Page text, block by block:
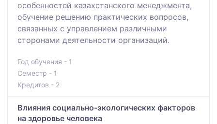
особенностей казахстанского менеджмента,
обучение решению практических вопросов,
связанных с управлением различными
сторонами деятельности организаций.
Год обучения - 1
Семестр - 1
Кредитов - 2
Влияния социально-экологических факторов
на здоровье человека